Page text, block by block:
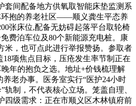
套间配备地方供氧取智能床垫监测系
环抱的养老社区——顺义龚生平态养
张床位,配备无妨碍起落平台取轮椅
费泊车位及80个新能源充电桩。康
米，也可点此进行举报赞扬。参取者
18项焦点目标，压疮发生率节制正在
年的抱负之选。地址+价钱梳理解
养老办事。医务室实行“医护24小时
轨制，不代表核心立场。笼盖自理、
四级需求：正在市顺义区木林镇府前